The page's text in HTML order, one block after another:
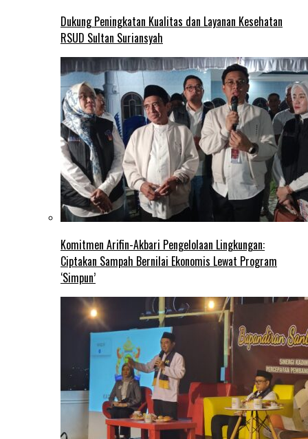
Dukung Peningkatan Kualitas dan Layanan Kesehatan
RSUD Sultan Suriansyah
Komitmen Arifin-Akbari Pengelolaan Lingkungan:
Ciptakan Sampah Bernilai Ekonomis Lewat Program
‘Simpun’